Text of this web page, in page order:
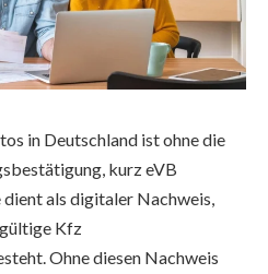
in Deutschland ist ohne die
kurz eVB
als digitaler Nachweis,
Kfz
Ohne diesen Nachweis